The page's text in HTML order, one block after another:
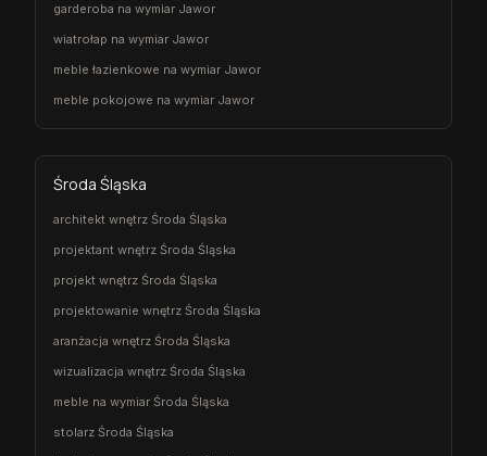
garderoba na wymiar Jawor
wiatrołap na wymiar Jawor
meble łazienkowe na wymiar Jawor
meble pokojowe na wymiar Jawor
Środa Śląska
architekt wnętrz Środa Śląska
projektant wnętrz Środa Śląska
projekt wnętrz Środa Śląska
projektowanie wnętrz Środa Śląska
aranżacja wnętrz Środa Śląska
wizualizacja wnętrz Środa Śląska
meble na wymiar Środa Śląska
stolarz Środa Śląska